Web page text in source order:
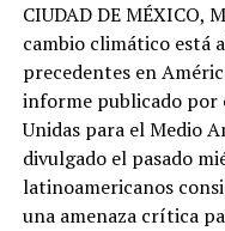
CIUDAD DE MÉXICO,
cambio climático está
precedentes en
informe publicado por
Unidas para el Medio
divulgado el pasado
latinoamericanos
una amenaza crítica